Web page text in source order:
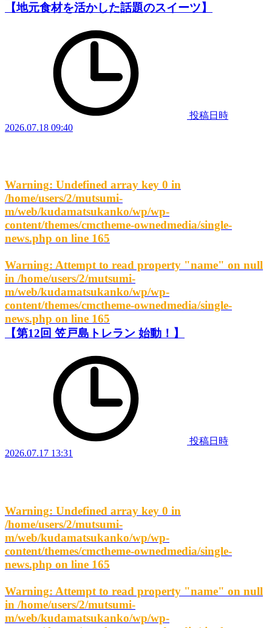
【地元食材を活かした話題のスイーツ】
投稿日時
2026.07.18 09:40
Warning: Undefined array key 0 in
/home/users/2/mutsumi-
m/web/kudamatsukanko/wp/wp-
content/themes/cmctheme-ownedmedia/single-
news.php on line 165
Warning: Attempt to read property "name" on null
in /home/users/2/mutsumi-
m/web/kudamatsukanko/wp/wp-
content/themes/cmctheme-ownedmedia/single-
news.php on line 165
【第12回 笠戸島トレラン 始動！】
投稿日時
2026.07.17 13:31
Warning: Undefined array key 0 in
/home/users/2/mutsumi-
m/web/kudamatsukanko/wp/wp-
content/themes/cmctheme-ownedmedia/single-
news.php on line 165
Warning: Attempt to read property "name" on null
in /home/users/2/mutsumi-
m/web/kudamatsukanko/wp/wp-